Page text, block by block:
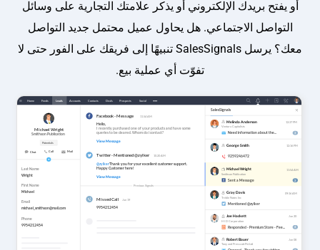
أو يفتح بريدك الإلكتروني أو يذكر علامتك التجارية على وسائل
التواصل الاجتماعي. هل يحاول عميل محتمل جديد التواصل
معك؟ يرسل SalesSignals تنبيهًا إلى فريقك على الفور حتى لا
تفوّت أي عملية بيع.